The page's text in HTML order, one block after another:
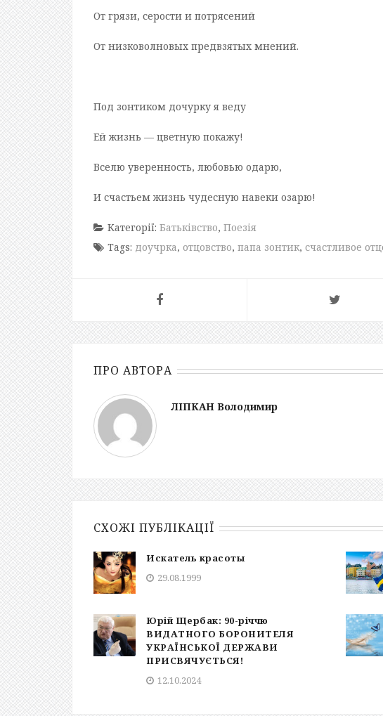
От грязи, серости и потрясений
От низковолновых предвзятых мнений.
Под зонтиком дочурку я веду
Ей жизнь — цветную покажу!
Вселю уверенность, любовью одарю,
И счастьем жизнь чудесную навеки озарю!
Категорії: Батьківство, Поезія
Tags: доучрка, отцовство, папа зонтик, счастливое
ПРО АВТОРА
ЛІПКАН Володимир
СХОЖІ ПУБЛІКАЦІЇ
Искатель красоты
29.08.1999
Юрій Щербак: 90-річчю
ВИДАТНОГО БОРОНИТЕЛЯ
УКРАЇНСЬКОЇ ДЕРЖАВИ
ПРИСВЯЧУЄТЬСЯ!
12.10.2024